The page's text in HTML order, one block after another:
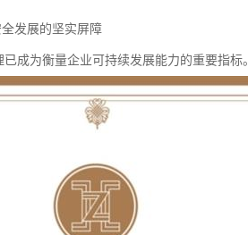
发展的坚实屏障
成为衡量企业可持续发展能力的重要指标